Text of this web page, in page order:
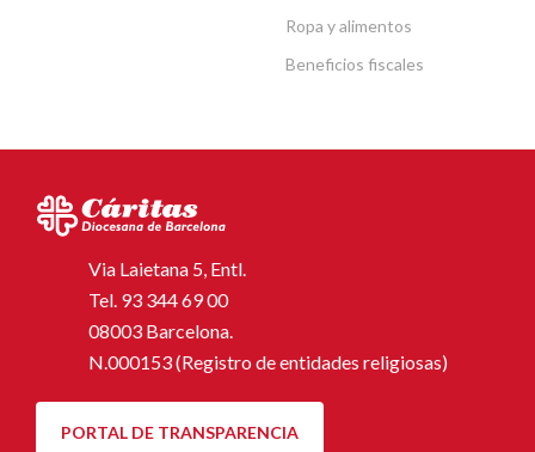
Ropa y alimentos
Beneficios fiscales
Via Laietana 5, Entl.
Tel. 93 344 69 00
08003 Barcelona.
N.000153 (Registro de entidades religiosas)
PORTAL DE TRANSPARENCIA